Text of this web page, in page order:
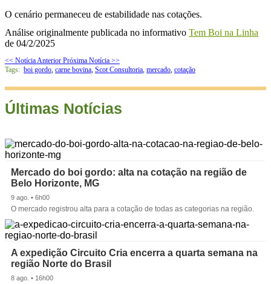
O cenário permaneceu de estabilidade nas cotações.
Análise originalmente publicada no informativo Tem Boi na Linha
de 04/2/2025
<< Notícia Anterior Próxima Notícia >>
Tags: boi gordo carne bovina Scot Consultoria mercado cotação
Últimas Notícias
Mercado do boi gordo: alta na cotação na região de
Belo Horizonte, MG
9 ago. • 6h00
O mercado registrou alta para a cotação de todas as categorias na região.
A expedição Circuito Cria encerra a quarta semana na
região Norte do Brasil
8 ago. • 16h00